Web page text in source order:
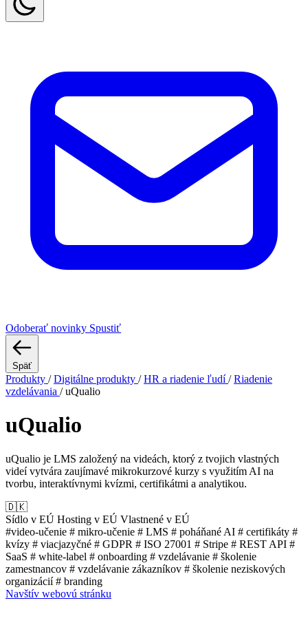
Odoberať novinky Spustiť
Späť
Produkty / Digitálne produkty / HR a riadenie ľudí/ Riadenie
vzdelávania / uQualio
uQualio
uQualio je LMS založený na videách, ktorý z tvojich vlastných
videí vytvára zaujímavé mikrokurzové kurzy s využitím AI na
tvorbu, interaktívnymi kvízmi, certifikátmi a analytikou.
🇩🇰
Sídlo v EÚ Hosting v EÚ Vlastnené v EÚ
#video-učenie # mikro-učenie # LMS # poháňané AI # certifikáty #
kvízy # viacjazyčné # GDPR # ISO 27001 # Stripe # REST API #
SaaS # white-label # onboarding # vzdelávanie # školenie
zamestnancov # vzdelávanie zákazníkov # školenie neziskových
organizácií# branding
Navštív webovú stránku